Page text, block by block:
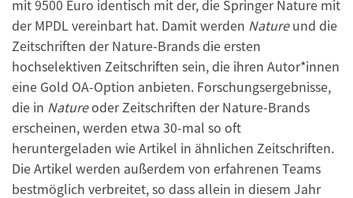
mit 9500 Euro identisch mit der, die Springer Nature mit
der MPDL vereinbart hat. Damit werden Natureund die
Zeitschriften der Nature-Brands die ersten
hochselektiven Zeitschriften sein, die ihren Autor*innen
eine Gold OA-Option anbieten. Forschungsergebnisse,
die in Natureoder Zeitschriften der Nature-Brands
erscheinen, werden etwa 30-mal so oft
heruntergeladen wie Artikel in ähnlichen Zeitschriften.
Die Artikel werden außerdem von erfahrenen Teams
bestmöglich verbreitet, so dass allein in diesem Jahr